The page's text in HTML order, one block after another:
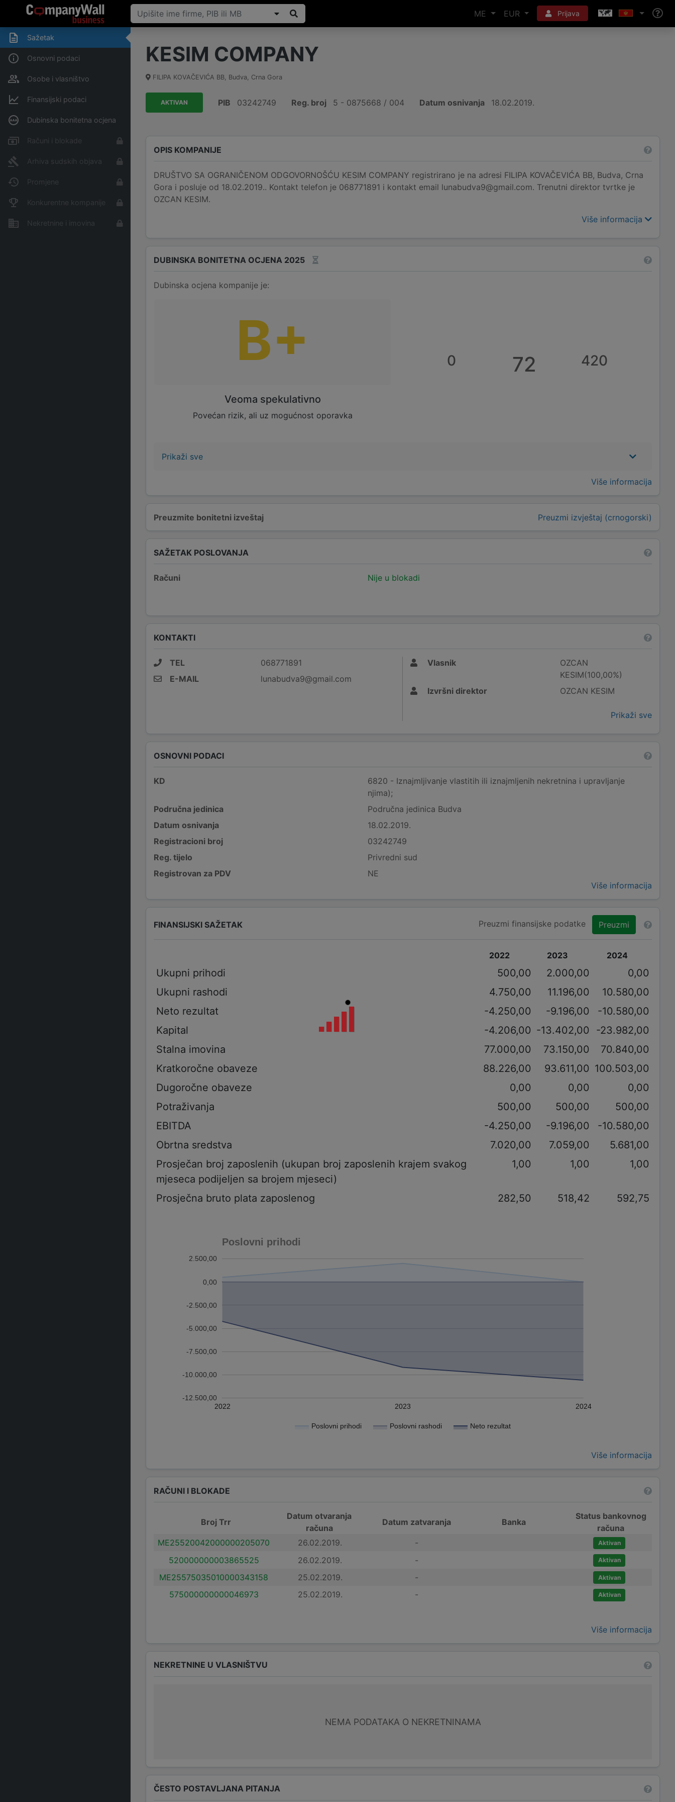
ME EUR Prijava
Sažetak
Osnovni podaci
Osobe i vlasništvo
Finansijski podaci
Dubinska bonitetna ocjena
Računi i blokade
Arhiva sudskih objava
Promjene
Konkurentne kompanije
Nekretnine i imovina
KESIM COMPANY
FILIPA KOVAČEVIĆA BB, Budva, Crna Gora
AKTIVAN PIB 03242749 Reg. broj 5 - 0875668 / 004 Datum osnivanja 18.02.2019.
OPIS KOMPANIJE
DRUŠTVO SA OGRANIČENOM ODGOVORNOŠĆU KESIM COMPANY registrirano je na adresi FILIPA KOVAČEVIĆA BB, Budva, Crna
Gora i posluje od 18.02.2019.. Kontakt telefon je 068771891 i kontakt email lunabudva9@gmail.com. Trenutni direktor tvrtke je
OZCAN KESIM.
Više informacija
Preuzmite bonitetni izveštaj Preuzmi izvještaj (crnogorski)
DUBINSKA BONITETNA OCJENA 2025
Dubinska ocjena kompanije je:
B+
Veoma spekulativno
Povećan rizik, ali uz mogućnost oporavka
0 72 420
Prikaži sve
Više informacija
SAŽETAK POSLOVANJA
Računi Nije u blokadi
KONTAKTI
TEL
068771891
E-MAIL
lunabudva9@gmail.com
Vlasnik
OZCAN
KESIM(100,00%)
Izvršni direktor
OZCAN KESIM
Prikaži sve
OSNOVNI PODACI
KD
6820 - Iznajmljivanje vlastitih ili iznajmljenih nekretnina i upravljanje
njima);
Područna jedinica
Područna jedinica Budva
Datum osnivanja
18.02.2019.
Registracioni broj
03242749
Reg. tijelo
Privredni sud
Registrovan za PDV
NE
Više informacija
FINANSIJSKI SAŽETAK Preuzmi finansijske podatke Preuzmi
2022 2023 2024
Ukupni prihodi 500,00 2.000,00
0,00
Ukupni rashodi
4.750,00 11.196,00
10.580,00
Neto rezultat
-4.250,00 -9.196,00
-10.580,00
Kapital
-4.206,00 -13.402,00
-23.982,00
Stalna imovina
77.000,00 73.150,00
70.840,00
Kratkoročne obaveze
88.226,00 93.611,00 100.503,00
Dugoročne obaveze
0,00 0,00
0,00
Potraživanja
500,00 500,00
500,00
EBITDA
-4.250,00 -9.196,00
-10.580,00
Obrtna sredstva
7.020,00 7.059,00
5.681,00
Prosječan broj zaposlenih (ukupan broj zaposlenih krajem svakog
mjeseca podijeljen sa brojem mjeseci)
1,00 1,00 1,00
Prosječna bruto plata zaposlenog 282,50 518,42 592,75
Poslovni prihodi
Poslovni prihodi Poslovni rashodi Neto rezultat
2022 2023 2024
-12.500,00
-10.000,00
-7.500,00
-5.000,00
-2.500,00
0,00
2.500,00
Više informacija
RAČUNI I BLOKADE
Broj Trr
Datum otvaranja
računa
Datum zatvaranja Banka
Status bankovnog
računa
ME25520042000000205070
26.02.2019. - Aktivan
520000000003865525 26.02.2019. - Aktivan
ME25575035010000343158 25.02.2019. - Aktivan
575000000000046973 25.02.2019. - Aktivan
Više informacija
NEKRETNINE U VLASNIŠTVU
NEMA PODATAKA O NEKRETNINAMA
ČESTO POSTAVLJANA PITANJA